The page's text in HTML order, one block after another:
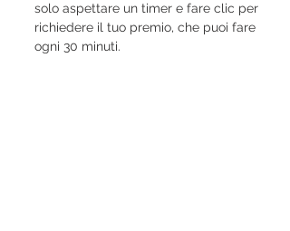
solo aspettare un timer e fare clic per
richiedere il tuo premio, che puoi fare
ogni 30 minuti.